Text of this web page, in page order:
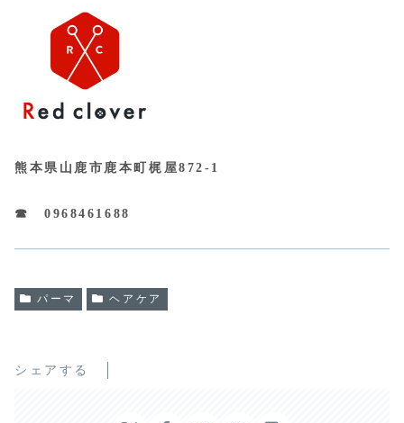
熊本県山鹿市鹿本町梶屋872-1
☎ 0968461688
パーマ ヘアケア
シェアする